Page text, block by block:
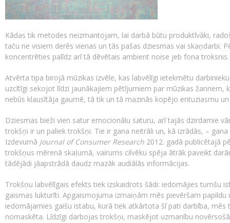
Kādas tik metodes neizmantojam, lai darbā būtu produktīvāki,
taču ne visiem derēs vienas un tās pašas dziesmas vai skaņdarbi.
koncentrēties palīdz arī tā dēvētais ambient noise jeb fona troksnis.
Atvērta tipa birojā mūzikas izvēle, kas labvēlīgi ietekmētu
uzcītīgi sekojot līdzi jaunākajiem pētījumiem par mūzikas žanriem,
nebūs klausītāja gaumē, tā tik un tā mazinās kopējo entuziasmu
Dziesmas bieži vien satur emocionālu saturu, arī tajās dzirdamie
trokšņi ir un paliek trokšņi. Tie ir gana neitrāli un, kā izrādās, –
Izdevumā Journal of Consumer Research 2012. gadā publicētajā
trokšņus mērenā skaļumā, vairums cilvēku spēja ātrāk paveikt
tādējādi jāapstrādā daudz mazāk audiālās informācijas.
Trokšņu labvēlīgais efekts tiek izskaidrots šādi: iedomājies tumšu
gaismas lukturīti. Apgaismojuma izmaiņām mēs pievēršam
iedomājamies gaišu istabu, kurā tiek atkārtota šī pati darbība,
nomaskēta. Līdzīgi darbojas trokšņi, maskējot uzmanību